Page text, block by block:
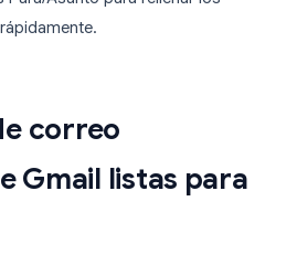
correo
Gmail listas para